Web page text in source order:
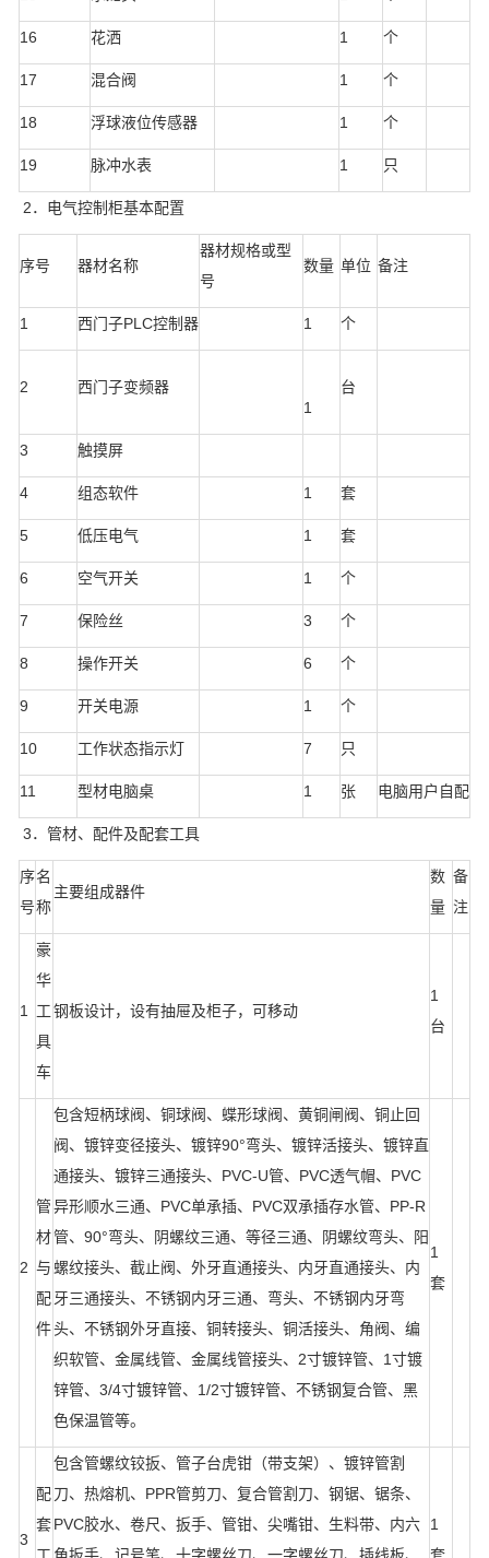
16 花洒 1 个
17 混合阀 1 个
18 浮球液位传感器 1 个
19 脉冲水表 1 只
2．电气控制柜基本配置
序号 器材名称
器材规格或型
号
数量 单位 备注
1 西门子PLC控制器 1 个
2
西门子变频器
1
台
3 触摸屏
4 组态软件 1 套
5 低压电气 1 套
6 空气开关 1 个
7 保险丝 3 个
8 操作开关 6 个
9 开关电源 1 个
10 工作状态指示灯 7 只
11 型材电脑桌 1 张 电脑用户自配
3．管材、配件及配套工具
序
号
名
称
主要组成器件
数
量
备
注
1
豪
华
工
具
车
钢板设计，设有抽屉及柜子，可移动
1
台
2
管
材
与
配
件
包含短柄球阀、铜球阀、蝶形球阀、黄铜闸阀、铜止回
阀、镀锌变径接头、镀锌90°弯头、镀锌活接头、镀锌直
通接头、镀锌三通接头、PVC-U管、PVC透气帽、PVC
异形顺水三通、PVC单承插、PVC双承插存水管、PP-R
管、90°弯头、阴螺纹三通、等径三通、阴螺纹弯头、阳
螺纹接头、截止阀、外牙直通接头、内牙直通接头、内
牙三通接头、不锈钢内牙三通、弯头、不锈钢内牙弯
头、不锈钢外牙直接、铜转接头、铜活接头、角阀、编
织软管、金属线管、金属线管接头、2寸镀锌管、1寸镀
锌管、3/4寸镀锌管、1/2寸镀锌管、不锈钢复合管、黑
色保温管等。
1
套
3
配
套
包含管螺纹铰扳、管子台虎钳（带支架）、镀锌管割
刀、热熔机、PPR管剪刀、复合管割刀、钢锯、锯条、
PVC胶水、卷尺、扳手、管钳、尖嘴钳、生料带、内六
1